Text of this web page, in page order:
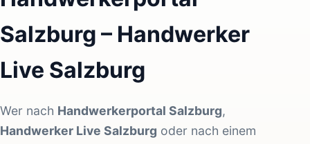
Salzburg – Handwerker
Live Salzburg
Wer nach Handwerkerportal Salzburg,
Handwerker Live Salzburg oder nach einem